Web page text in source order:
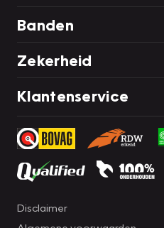
Banden
Zekerheid
Klantenservice
Disclaimer